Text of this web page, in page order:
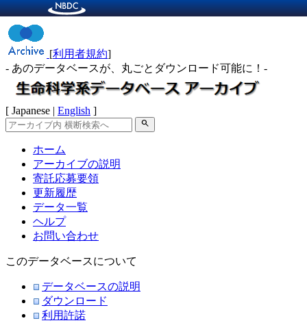
[利用者規約]
- あのデータベースが、丸ごとダウンロード可能に！-
[ Japanese | English ]
search
ホーム
アーカイブの説明
寄託応募要領
更新履歴
データ一覧
ヘルプ
お問い合わせ
このデータベースについて
データベースの説明
ダウンロード
利用許諾